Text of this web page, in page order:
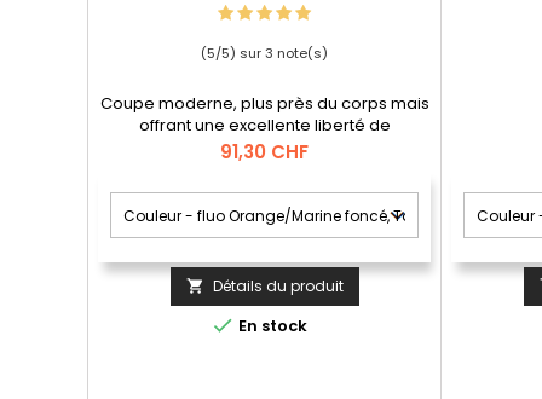
(5/5) sur3 note(s)
Coupe moderne, plus près du corps mais
offrant une excellente liberté de
mouvement.; Col zippé avec rabat
fermeture zippée pour un rangement sûr.;
Porte-badge amovible.; Effets
réfléchissants pour être encore plus
Prix
91,30 CHF
 Détails du produit
 En stock